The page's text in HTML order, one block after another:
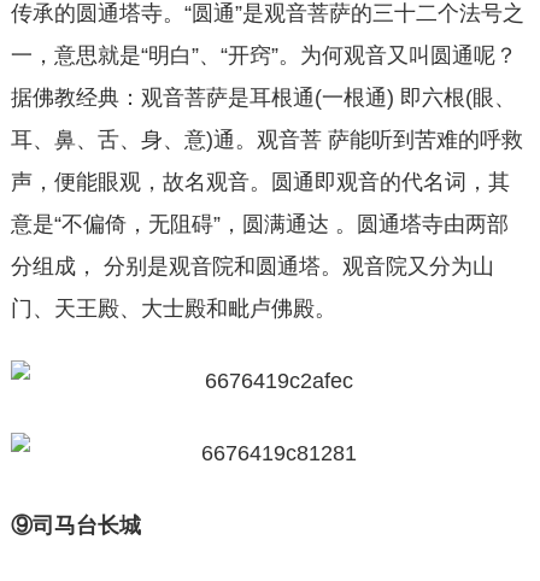
传承的圆通塔寺。“圆通”是观音菩萨的三十二个法号之
一，意思就是“明白”、“开窍”。为何观音又叫圆通呢？
据佛教经典：观音菩萨是耳根通(一根通) 即六根(眼、
耳、鼻、舌、身、意)通。观音菩 萨能听到苦难的呼救
声，便能眼观，故名观音。圆通即观音的代名词，其
意是“不偏倚，无阻碍”，圆满通达 。圆通塔寺由两部
分组成， 分别是观音院和圆通塔。观音院又分为山
门、天王殿、大士殿和毗卢佛殿。
⑨司马台长城